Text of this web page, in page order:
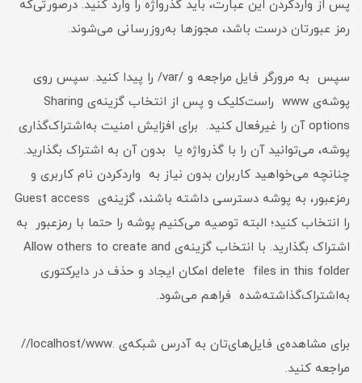
پس از واردکردن این عبارت، باید گذرواژه را وارد کنید. در‌صورتی‌که
رمز عبورتان درست باشد، مجوزها به‌روز‌رسانی می‌شوند.
سپس به مرورگر فایل مراجعه و /var/ را پیدا کنید. سپس روی
پوشه‌ی www راست‌کلیک و پس از انتخاب گزینه‌ی Sharing
options آن را غیرفعال کنید. برای افزایش امنیت به‌اشتراک‌گذاری
پوشه، می‌توانید آن را با گذرواژه یا بدون آن به اشتراک بگذارید.
چنانچه می‌خواهید کاربران بدون نیاز به وارد‌کردن نام کاربری و
رمزعبور، به‌ پوشه‌ دسترسی داشته باشند، گزینه‌ی Guest access
را انتخاب کنید؛ البته توصیه می‌کنیم پوشه را حتما با رمزعبور به
اشتراک بگذارید. با انتخاب گزینه‌ی Allow others to create and
delete files in this folder امکان ایجاد و حذف در دایرکتوری
به‌اشتراک‌گذاشته‌شده فراهم می‌شود.
برای مشاهده‌ی فایل‌های‌تان به آدرس شبکه‌ی .localhost/www//
مراجعه کنید.